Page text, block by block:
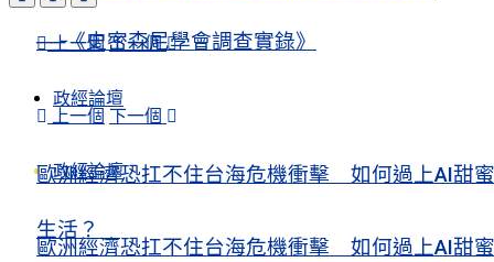
上一個 下一個
政經論壇
歐洲經濟恐扛不住台海危機衝擊 如何過上AI甜蜜
生活？
──《史密森尼學會調查實錄》
上一個 下一個
政經論壇
歐洲經濟恐扛不住台海危機衝擊 如何過上AI甜蜜